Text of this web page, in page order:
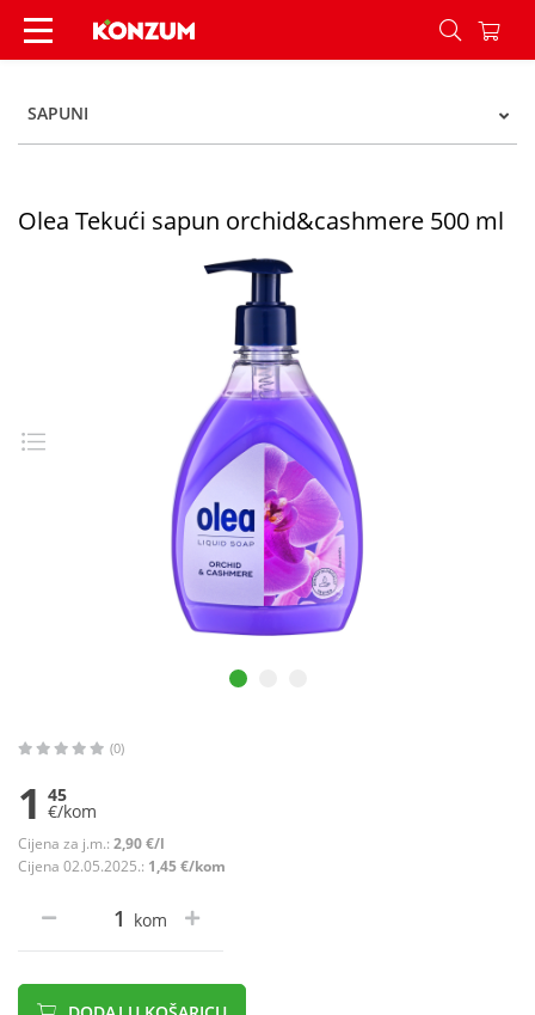
Olea Tekući sapun orchid&cashmere 500 ml -
SAPUNI
Olea Tekući sapun orchid&cashmere 500 ml
(0)
1 45
€/kom
Cijena za j.m.: 2,90 €/l
Cijena 02.05.2025.: 1,45 €/kom
kom